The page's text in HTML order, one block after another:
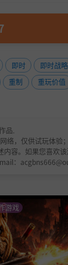
即时 即时战略
重制 重玩价值
品.
络，仅供试玩体
容。如果您喜欢
：
游戏